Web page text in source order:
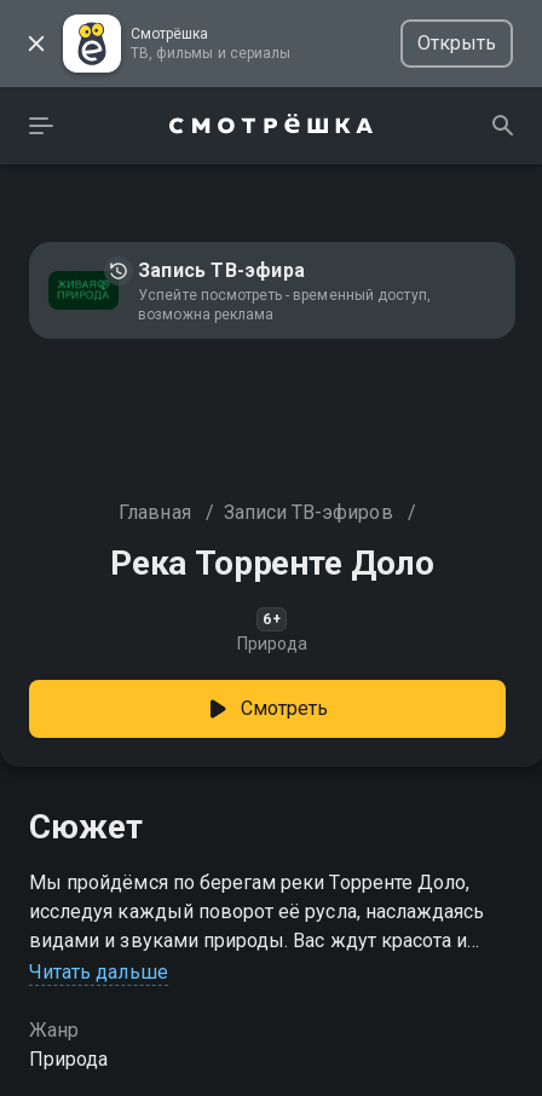
Смотрёшка
ТВ, фильмы и сериалы
Открыть
Запись ТВ-эфира
Успейте посмотреть - временный доступ,
возможна реклама
Главная / Записи ТВ-эфиров /
Река Торренте Доло
6+
Природа
Смотреть
Сюжет
Мы пройдёмся по берегам реки Торренте Доло,
исследуя каждый поворот её русла, наслаждаясь
видами и звуками природы. Вас ждут красота и
спокойствие!
Читать дальше
Жанр
Природа